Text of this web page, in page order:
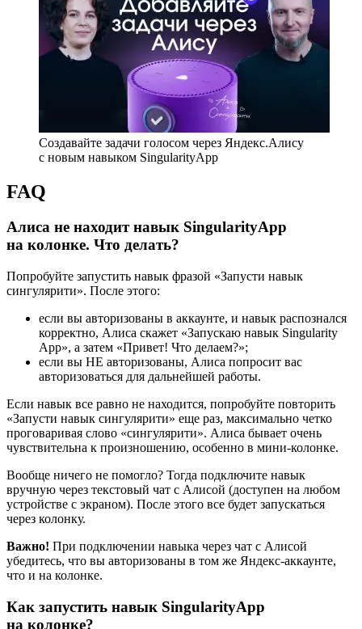
Создавайте задачи голосом через Яндекс.Алису
с новым навыком SingularityApp
FAQ
Алиса не находит навык SingularityApp
на колонке. Что делать?
Попробуйте запустить навык фразой «Запусти навык
сингулярити». После этого:
если вы авторизованы в аккаунте, и навык распознался
корректно, Алиса скажет «Запускаю навык Singularity
App», а затем «Привет! Что делаем?»;
если вы НЕ авторизованы, Алиса попросит вас
авторизоваться для дальнейшей работы.
Если навык все равно не находится, попробуйте повторить
«Запусти навык сингулярити» еще раз, максимально четко
проговаривая слово «сингулярити». Алиса бывает очень
чувствительна к произношению, особенно в мини-колонке.
Вообще ничего не помогло? Тогда подключите навык
вручную через текстовый чат с Алисой (доступен на любом
устройстве с экраном). После этого все будет запускаться
через колонку.
Важно! При подключении навыка через чат с Алисой
убедитесь, что вы авторизованы в том же Яндекс-аккаунте,
что и на колонке.
Как запустить навык SingularityApp
на колонке?